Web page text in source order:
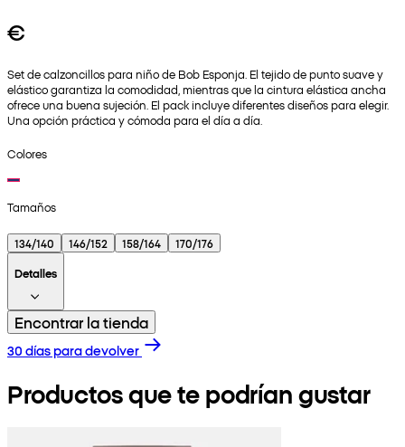
€
Set de calzoncillos para niño de Bob Esponja. El tejido de punto suave y
elástico garantiza la comodidad, mientras que la cintura elástica ancha
ofrece una buena sujeción. El pack incluye diferentes diseños para elegir.
Una opción práctica y cómoda para el día a día.
Colores
Tamaños
134/140 146/152 158/164
170/176
Detalles
Encontrar la tienda
30 días para devolver
Productos que te podrían gustar